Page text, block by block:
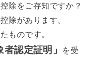
除をご存知ですか？
除があります。
ものです。
者認定証明」
を受